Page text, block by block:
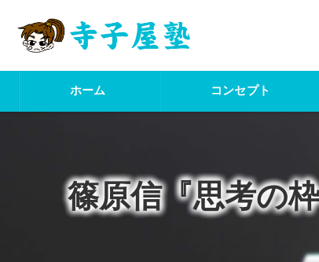
ホーム コンセプト
篠原信『思考の